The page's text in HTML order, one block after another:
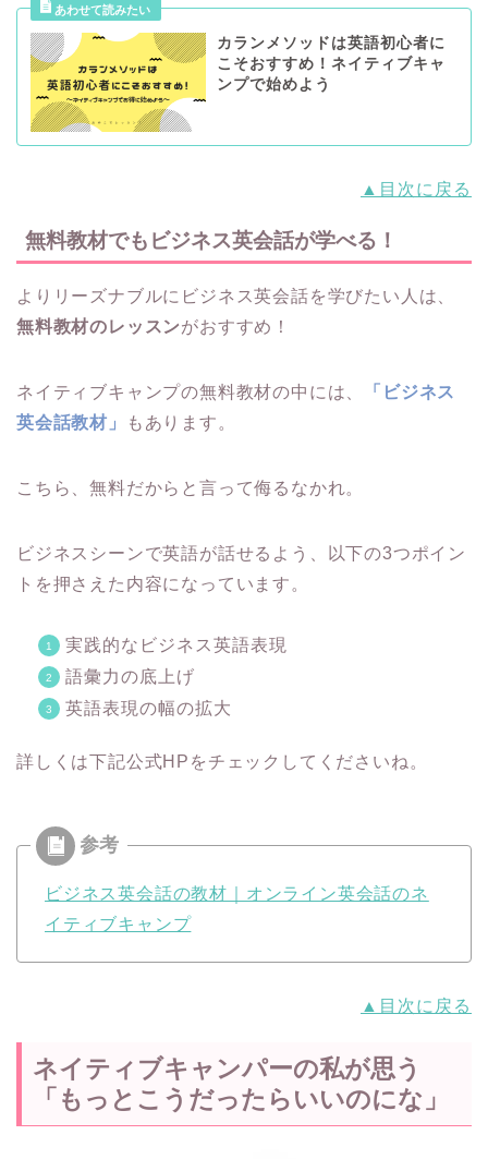
カランメソッドは英語初心者に
こそおすすめ！ネイティブキャ
ンプで始めよう
▲目次に戻る
無料教材でもビジネス英会話が学べる！
よりリーズナブルにビジネス英会話を学びたい人は、
無料教材のレッスンがおすすめ！
ネイティブキャンプの無料教材の中には、
「ビジネス
英会話教材」
もあります。
こちら、無料だからと言って侮るなかれ。
ビジネスシーンで英語が話せるよう、以下の3つポイン
トを押さえた内容になっています。
実践的なビジネス英語表現
語彙力の底上げ
英語表現の幅の拡大
詳しくは下記公式HPをチェックしてくださいね。
ビジネス英会話の教材｜オンライン英会話のネ
イティブキャンプ
▲目次に戻る
ネイティブキャンパーの私が思う
「もっとこうだったらいいのにな」